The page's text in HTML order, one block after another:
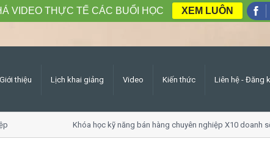
Giới thiệu Lịch khai giảng Video Kiến thức Liên hệ - Đăng
Khóa học kỹ năng bán hàng chuyên nghiệp X10 doanh
VIDEO THỰC TẾ CÁC BUỔI HỌC XEM LUÔN